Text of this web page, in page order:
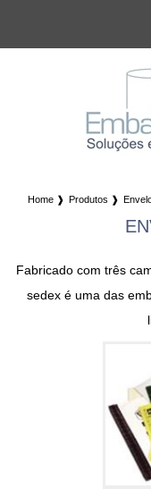
Home ❱ Produtos ❱
Fabricado com três
sedex é uma das